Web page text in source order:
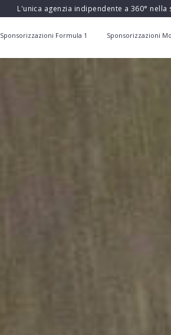
L'unica agenzia indipendente a 360°
Sponsorizzazioni Formula 1 Sponsorizzazioni